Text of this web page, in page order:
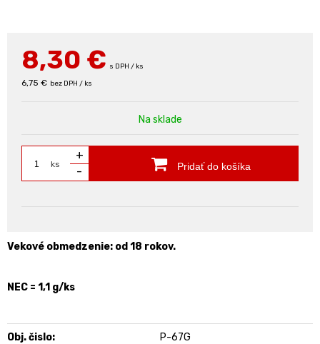
8,30 € s DPH / ks
6,75 € bez DPH / ks
Na sklade
ks
+
-
Pridať do košíka
Vekové obmedzenie: od 18 rokov.
NEC = 1,1 g/ks
Obj. čislo: P-67G